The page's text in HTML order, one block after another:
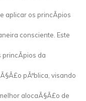
aplicar os princÃ­pios
consciente. Este
princÃ­pios da
pÃºblica, visando
alocaÃ§Ã£o de